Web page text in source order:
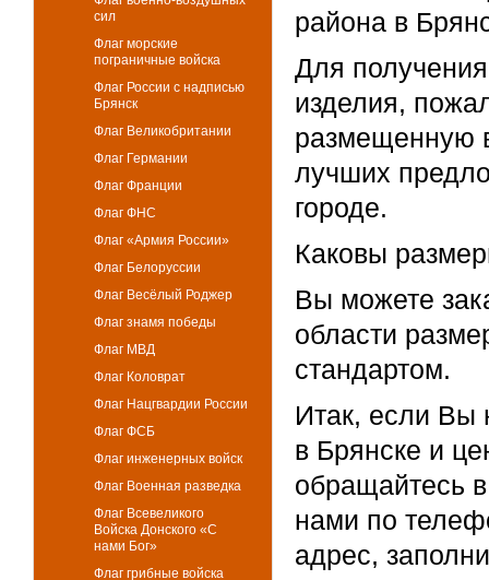
сил
Флаг морские
пограничные войска
Флаг России с надписью
Брянск
Флаг Великобритании
Флаг Германии
Флаг Франции
Флаг ФНС
Флаг «Армия России»
Флаг Белоруссии
Флаг Весёлый Роджер
Флаг знамя победы
Флаг МВД
Флаг Коловрат
Флаг Нацгвардии России
Флаг ФСБ
Флаг инженерных войск
Флаг Военная разведка
Флаг Всевеликого
Войска Донского «С
нами Бог»
Флаг грибные войска
района в
Для
изделия,
размещенную
лучших
городе.
Каковы
Вы можете
области
стандартом.
Итак, если Вы
в Брянске и
обращайтесь
нами по
адрес,